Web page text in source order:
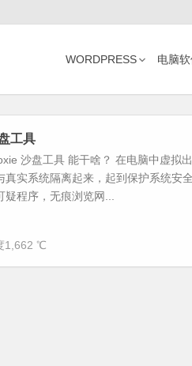
WORDPRESS 电脑
工具
沙盘工具 能干啥？ 在电脑中虚拟
真实系统隔离起来，起到保护系统安
程序，无痕浏览网...
1,662 ℃